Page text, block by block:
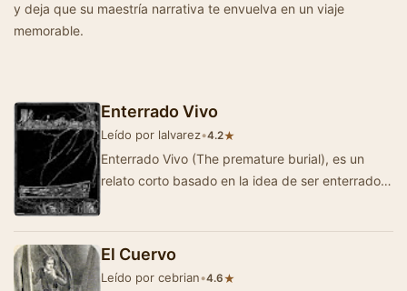
y deja que su maestría narrativa te envuelva en un viaje
memorable.
Enterrado Vivo
Leído por lalvarez•4.2★
Enterrado Vivo (The premature burial), es un
relato corto basado en la idea de ser enterrado
El Cuervo
Leído por cebrian•4.6★